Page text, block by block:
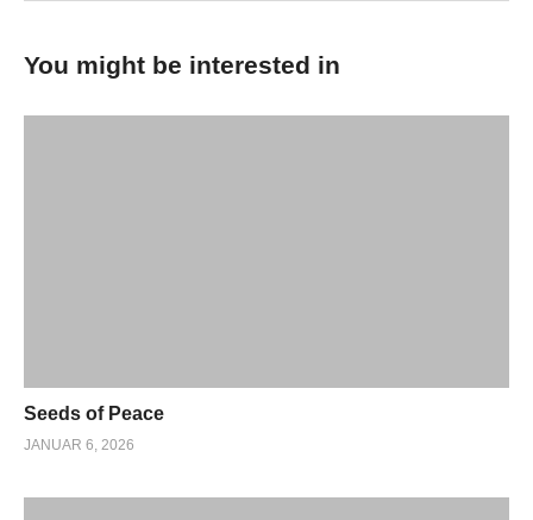
You might be interested in
Seeds of Peace
JANUAR 6, 2026